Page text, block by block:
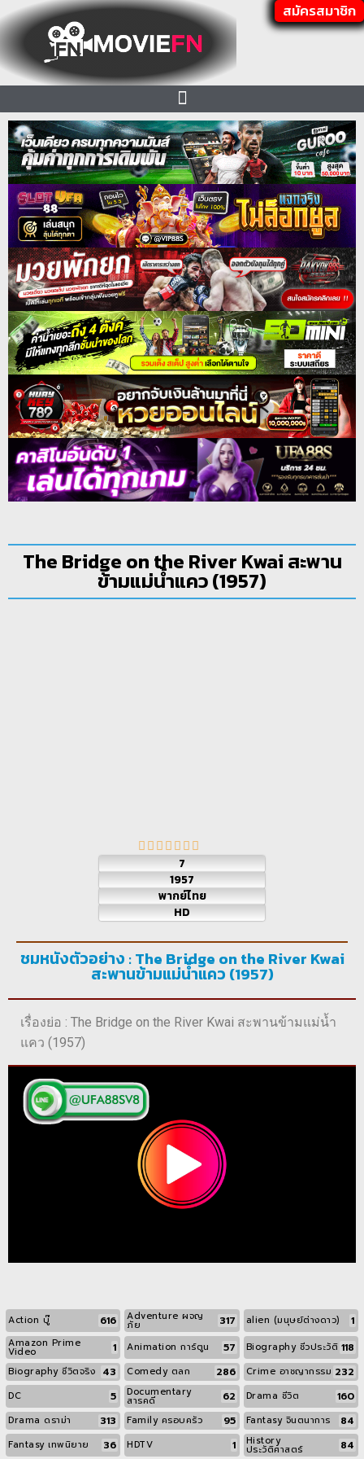
สมัครสมาชิก
The Bridge on the River Kwai สะพาน
ข้ามแม่น้ำแคว (1957)
7
1957
พากย์ไทย
HD
ชมหนังตัวอย่าง : The Bridge on the River Kwai
สะพานข้ามแม่น้ำแคว (1957)
เรื่องย่อ : The Bridge on the River Kwai สะพานข้ามแม่น้ำ
แคว (1957)
Action บู๊ 616 Adventure ผจญ
ภัย 317 alien (มนุษย์ต่างดาว) 1
Amazon Prime
Video 1 Animation การ์ตูน 57 Biography ชีวประวัติ 118
Biography ชีวิตจริง 43 Comedy ตลก 286 Crime อาชญากรรม 232
DC 5 Documentary
สารคดี 62 Drama ชีวิต 160
Drama ดราม่า 313 Family ครอบครัว 95 Fantasy จินตนาการ 84
Fantasy เทพนิยาย 36 HDTV 1 History
ประวัติศาสตร์ 84